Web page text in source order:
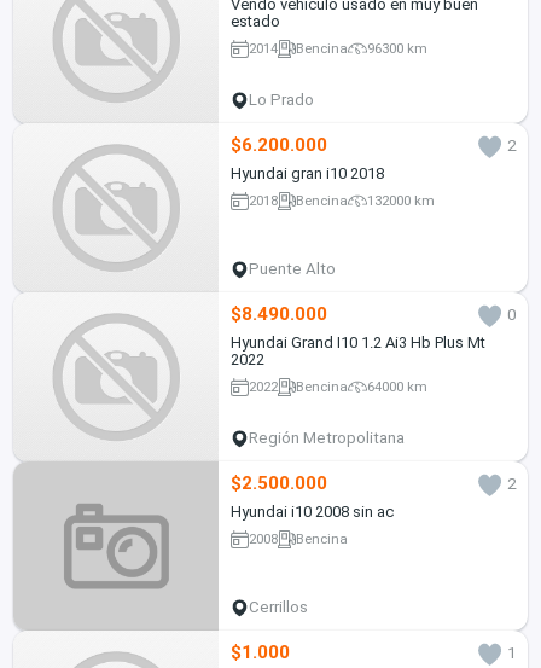
Vendo vehiculo usado en muy buen
estado
2014 Bencina 96300 km
Lo Prado
$6.200.000
2
Hyundai gran i10 2018
2018 Bencina 132000 km
Puente Alto
$8.490.000
0
Hyundai Grand I10 1.2 Ai3 Hb Plus Mt
2022
2022 Bencina 64000 km
Región Metropolitana
$2.500.000
2
Hyundai i10 2008 sin ac
2008 Bencina
Cerrillos
$1.000
1